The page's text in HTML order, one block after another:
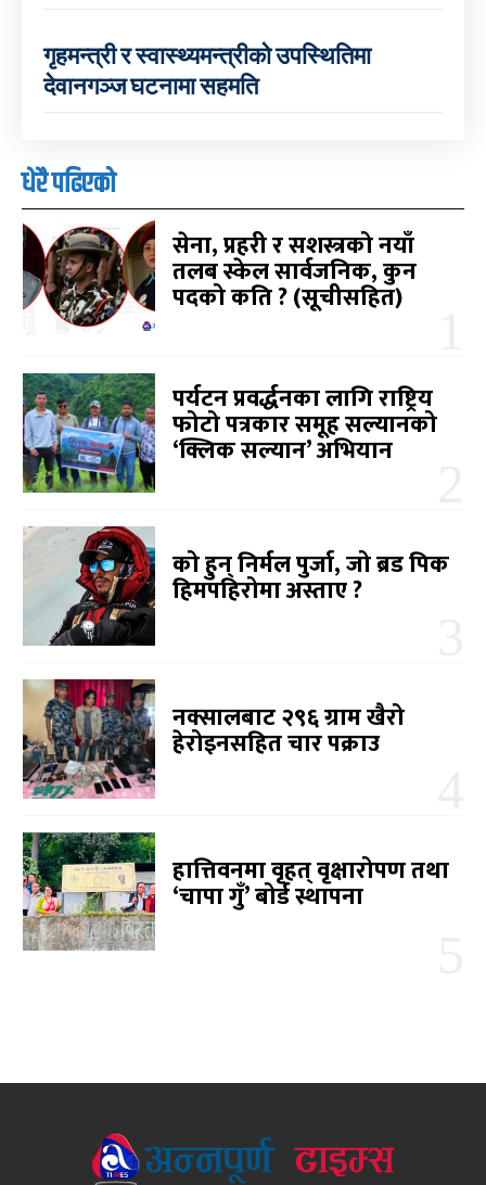
गृहमन्त्री र स्वास्थ्यमन्त्रीको उपस्थितिमा
देवानगञ्ज घटनामा सहमति
धेरै पढिएको
सेना, प्रहरी र सशस्त्रको नयाँ
तलब स्केल सार्वजनिक, कुन
पदको कति ? (सूचीसहित)
पर्यटन प्रवर्द्धनका लागि राष्ट्रिय
फोटो पत्रकार समूह सल्यानको
‘क्लिक सल्यान’ अभियान
को हुन् निर्मल पुर्जा, जो ब्रड पिक
हिमपहिरोमा अस्ताए ?
नक्सालबाट २९६ ग्राम खैरो
हेरोइनसहित चार पक्राउ
हात्तिवनमा वृहत् वृक्षारोपण तथा
‘चापा गुँ’ बोर्ड स्थापना